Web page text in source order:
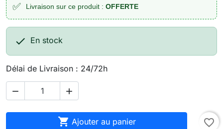
✅ Livraison sur ce produit : OFFERTE
 En stock
Délai de Livraison : 24/72h
 
 Ajouter au panier favorite_border